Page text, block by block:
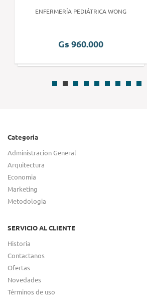
ENFERMERÍA PEDIÁTRICA WONG
Gs 960.000
Categoria
Administracion General
Arquitectura
Economia
Marketing
Metodologia
SERVICIO AL CLIENTE
Historia
Contactanos
Ofertas
Novedades
Términos de uso